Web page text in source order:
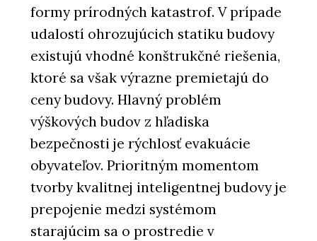
formy prírodných katastrof. V prípade
udalostí ohrozujúcich statiku budovy
existujú vhodné konštrukčné riešenia,
ktoré sa však výrazne premietajú do
ceny budovy. Hlavný problém
výškových budov z hľadiska
bezpečnosti je rýchlosť evakuácie
obyvateľov. Prioritným momentom
tvorby kvalitnej inteligentnej budovy je
prepojenie medzi systémom
starajúcim sa o prostredie v